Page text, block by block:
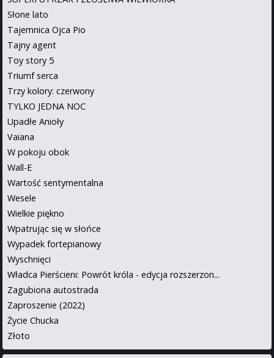
Słone lato
Tajemnica Ojca Pio
Tajny agent
Toy story 5
Triumf serca
Trzy kolory: czerwony
TYLKO JEDNA NOC
Upadłe Anioły
Vaiana
W pokoju obok
Wall-E
Wartość sentymentalna
Wesele
Wielkie piękno
Wpatrując się w słońce
Wypadek fortepianowy
Wyschnięci
Władca Pierścieni: Powrót króla - edycja rozszerzon...
Zagubiona autostrada
Zaproszenie (2022)
Życie Chucka
Złoto